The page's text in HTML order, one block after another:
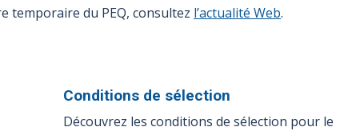
temporaire du PEQ, consultez l’actualité Web.
Conditions de sélection
Découvrez les conditions de sélection pour le